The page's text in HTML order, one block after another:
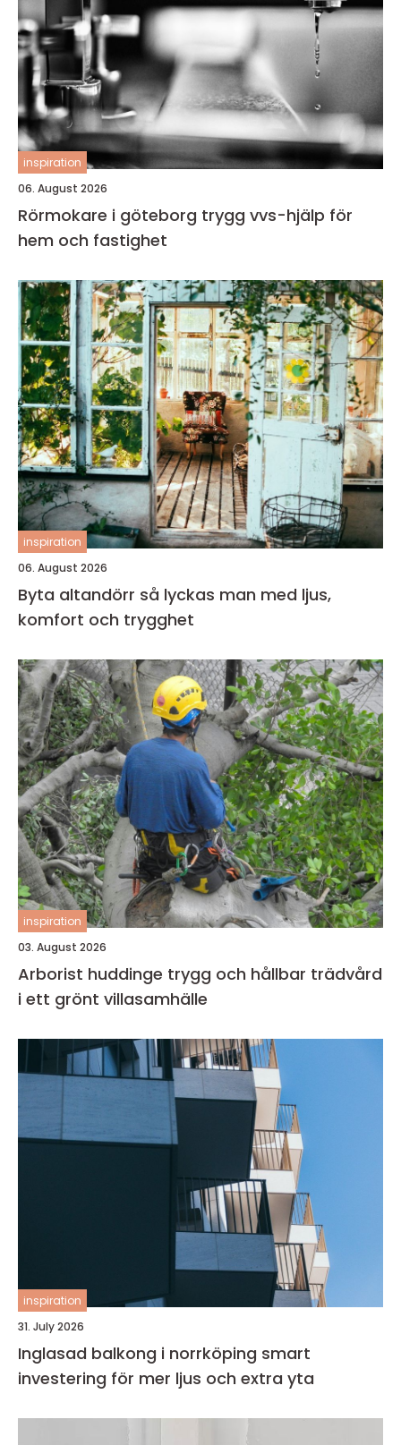
inspiration
06. August 2026
Rörmokare i göteborg trygg vvs-hjälp för
hem och fastighet
inspiration
06. August 2026
Byta altandörr så lyckas man med ljus,
komfort och trygghet
inspiration
03. August 2026
Arborist huddinge trygg och hållbar trädvård
i ett grönt villasamhälle
inspiration
31. July 2026
Inglasad balkong i norrköping smart
investering för mer ljus och extra yta